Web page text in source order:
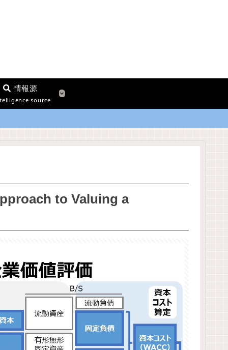
情報源
source
to Valuing a